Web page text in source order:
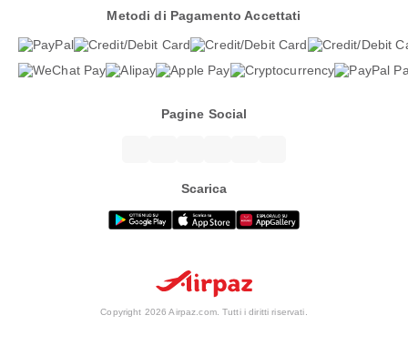
Metodi di Pagamento Accettati
Pagine Social
Scarica
Copyright 2026 Airpaz.com. Tutti i diritti riservati.